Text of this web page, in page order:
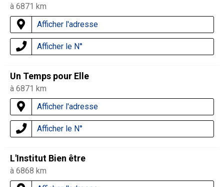
à 6871 km
Afficher l'adresse
Afficher le N°
Un Temps pour Elle
à 6871 km
Afficher l'adresse
Afficher le N°
L'Institut Bien être
à 6868 km